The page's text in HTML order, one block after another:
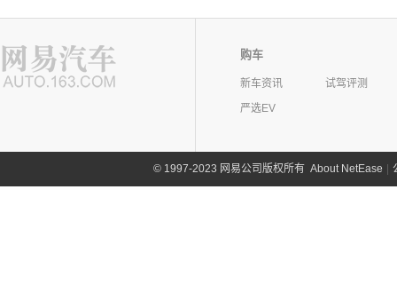
购车
新车资讯
试驾评测
严选EV
©1997-2023 网易公司版权所有 About NetEase